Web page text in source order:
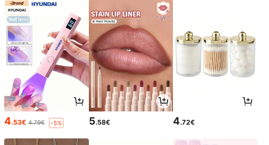
4.53€ 4.79€ -5% 5.58€ 4.72€